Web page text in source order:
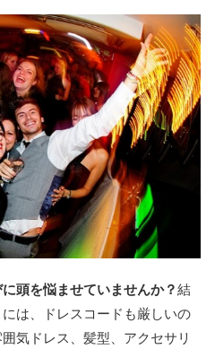
頭を悩ませていませんか？結
は、ドレスコードも厳しいの
気ドレス、髪型、アクセサリ